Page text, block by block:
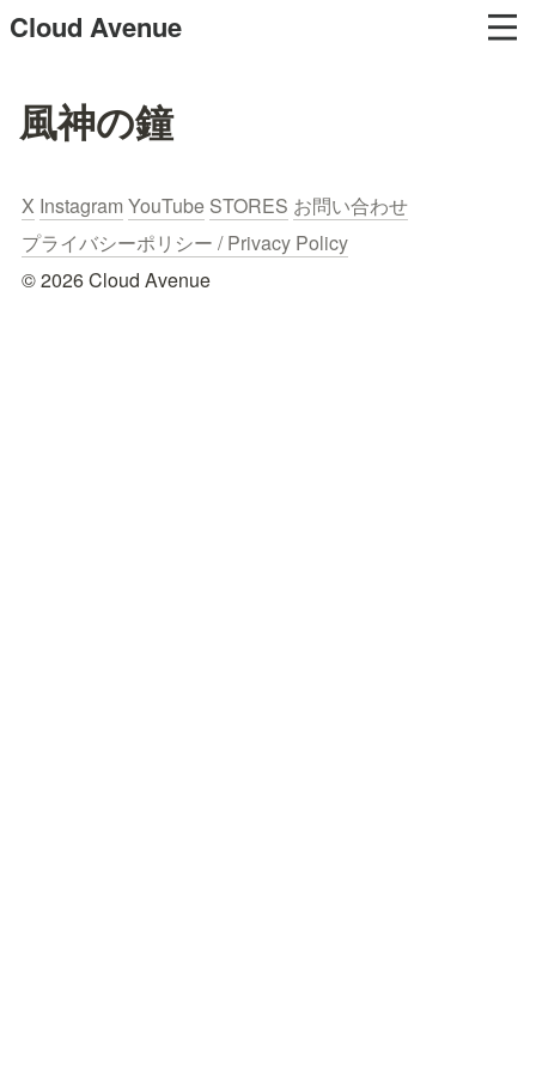
Cloud Avenue
風神の鐘
X Instagram YouTube STORES お問い合わせ
プライバシーポリシー / Privacy Policy
© 2026 Cloud Avenue